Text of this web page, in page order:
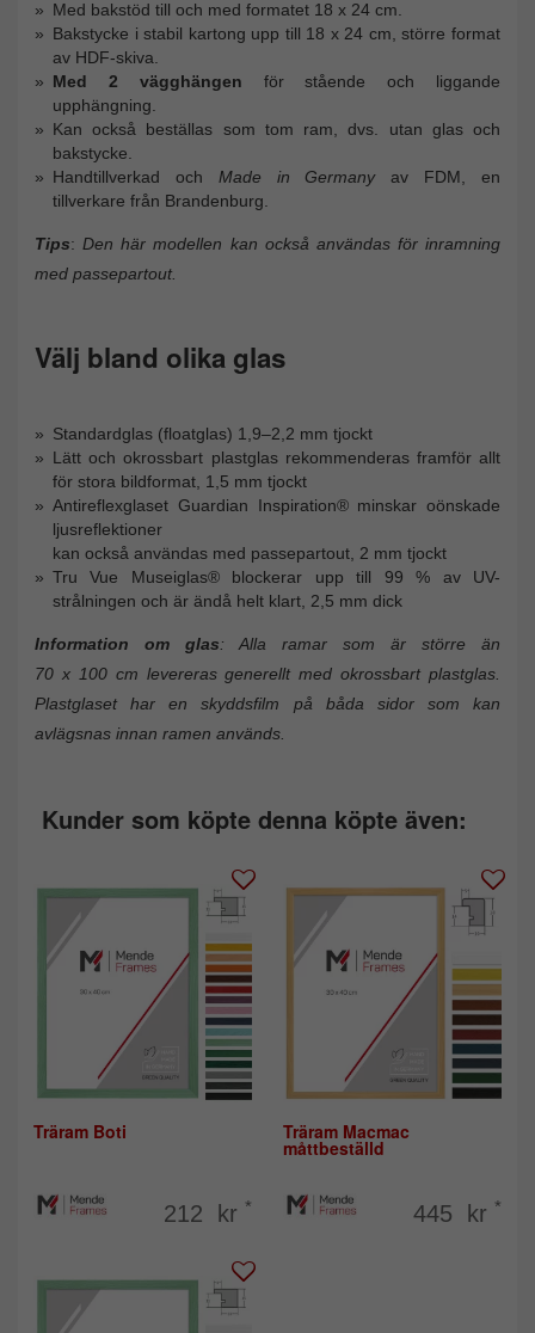
Med bakstöd till och med formatet 18 x 24 cm.
Bakstycke i stabil kartong upp till 18 x 24 cm, större format
av HDF-skiva.
Med 2 vägghängen för stående och liggande
upphängning.
Kan också beställas som tom ram, dvs. utan glas och
bakstycke.
Handtillverkad och Made in Germanyav FDM, en
tillverkare från Brandenburg.
Tips: Den här modellen kan också användas för inramning
med passepartout.
Välj bland olika glas
Standardglas (floatglas) 1,9–2,2 mm tjockt
Lätt och okrossbart plastglas rekommenderas framför allt
för stora bildformat, 1,5 mm tjockt
Antireflexglaset Guardian Inspiration® minskar oönskade
ljusreflektioner
kan också användas med passepartout, 2 mm tjockt
Tru Vue Museiglas® blockerar upp till 99 % av UV-
strålningen och är ändå helt klart, 2,5 mm dick
Information om glas: Alla ramar som är större än
70 x 100 cm levereras generellt med okrossbart plastglas.
Plastglaset har en skyddsfilm på båda sidor som kan
avlägsnas innan ramen används.
Kunder som köpte denna köpte även:
Träram Boti
212 kr *
Träram Macmac
måttbeställd
445 kr *